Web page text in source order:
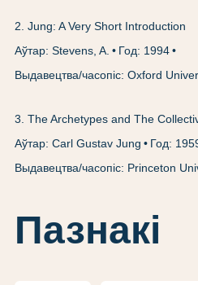
2. Jung: A Very Short Introduction
Аўтар: Stevens, A.
Год: 1994
Выдавецтва/часопіс: Oxford
3. The Archetypes and The
Аўтар: Carl Gustav Jung
Год:
Выдавецтва/часопіс: Princeton
Пазнакі